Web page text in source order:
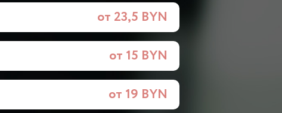
от 23,5 BYN
от 15 BYN
от 19 BYN